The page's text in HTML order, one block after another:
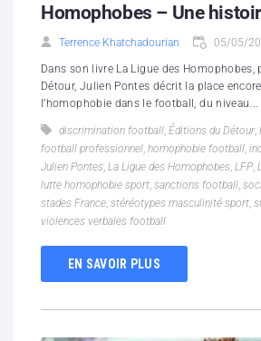
Homophobes – Une
Terrence Khatchadourian 05/05/
Dans son livre La Ligue des Homophobes,
Détour, Julien Pontes décrit la place
l’homophobie dans le football, du niveau...
discrimination football, Éditions du Détour,
football professionnel, homophobie football,
Julien Pontes, La Ligue des Homophobes, LFP,
lutte homophobie sport, sanctions football,
stades France, stéréotypes masculinité sport,
violences verbales football
EN SAVOIR PLUS